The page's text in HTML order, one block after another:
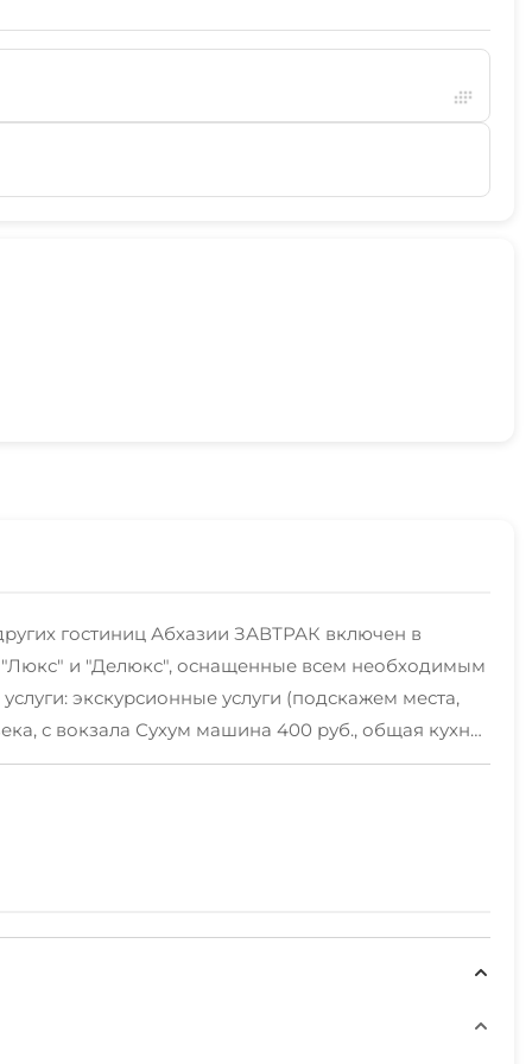
гостиниц Абхазии ЗАВТРАК включен в
и "Делюкс", оснащенные всем необходимым
экскурсионные услуги (подскажем места,
с вокзала Сухум машина 400 руб., общая кухня,
отеля есть прямой выход к охраняемому пляжу